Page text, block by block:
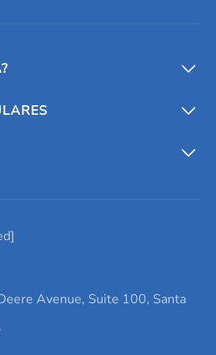
Avenue, Suite 100, Santa